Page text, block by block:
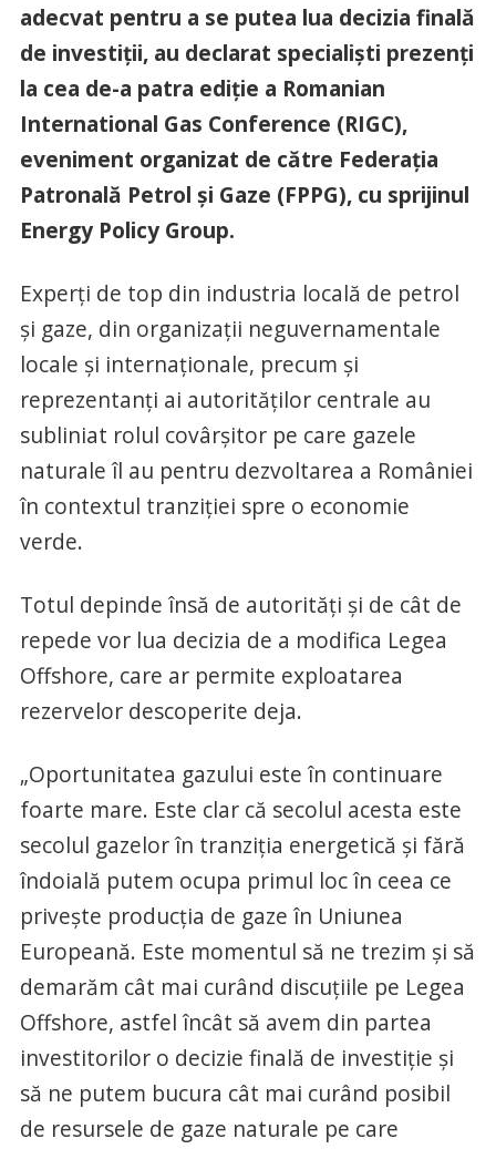
adecvat pentru a se putea lua decizia finală
de investiții, au declarat specialiști prezenți
la cea de-a patra ediție a Romanian
International Gas Conference (RIGC),
eveniment organizat de către Federația
Patronală Petrol și Gaze (FPPG), cu sprijinul
Energy Policy Group.
Experți de top din industria locală de petrol
și gaze, din organizații neguvernamentale
locale și internaționale, precum și
reprezentanți ai autorităților centrale au
subliniat rolul covârșitor pe care gazele
naturale îl au pentru dezvoltarea a României
în contextul tranziției spre o economie
verde.
Totul depinde însă de autorități și de cât de
repede vor lua decizia de a modifica Legea
Offshore, care ar permite exploatarea
rezervelor descoperite deja.
„Oportunitatea gazului este în continuare
foarte mare. Este clar că secolul acesta este
secolul gazelor în tranziția energetică și fără
îndoială putem ocupa primul loc în ceea ce
privește producția de gaze în Uniunea
Europeană. Este momentul să ne trezim și să
demarăm cât mai curând discuțiile pe Legea
Offshore, astfel încât să avem din partea
investitorilor o decizie finală de investiție și
să ne putem bucura cât mai curând posibil
de resursele de gaze naturale pe care